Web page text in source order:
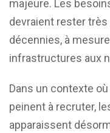
majeure. Les
devraient rester
décennies, à
infrastructures aux
Dans un contexte
peinent à recruter,
apparaissent